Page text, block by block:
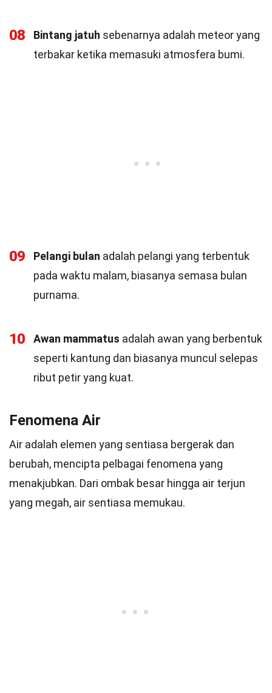
08 Bintang jatuh sebenarnya adalah meteor yang
terbakar ketika memasuki atmosfera bumi.
09 Pelangi bulan adalah pelangi yang terbentuk
pada waktu malam, biasanya semasa bulan
purnama.
10 Awan mammatus adalah awan yang berbentuk
seperti kantung dan biasanya muncul selepas
ribut petir yang kuat.
Fenomena Air
Air adalah elemen yang sentiasa bergerak dan
berubah, mencipta pelbagai fenomena yang
menakjubkan. Dari ombak besar hingga air terjun
yang megah, air sentiasa memukau.